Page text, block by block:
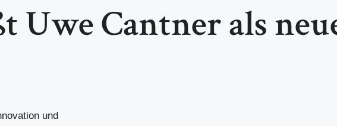
Uwe Cantner als
und